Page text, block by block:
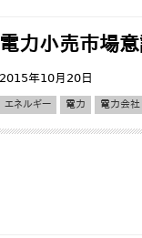
電力小売市場
2015年10月20日
エネルギー 電力 電力会社